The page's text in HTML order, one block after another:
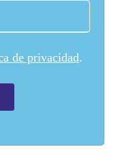
de privacidad.